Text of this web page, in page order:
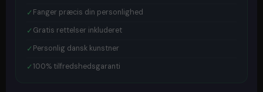
✓ Fanger præcis din personlighed
✓ Gratis rettelser inkluderet
✓ Personlig dansk kunstner
✓100% tilfredshedsgaranti